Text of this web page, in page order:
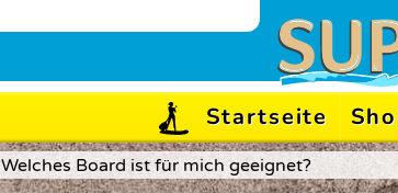
Startseite
Welches Board ist für mich geeignet?